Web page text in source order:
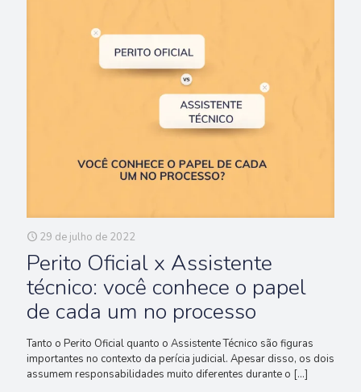
29 de julho de 2022
Perito Oficial x Assistente
técnico: você conhece o papel
de cada um no processo
Tanto o Perito Oficial quanto o Assistente Técnico são figuras
importantes no contexto da perícia judicial. Apesar disso, os dois
assumem responsabilidades muito diferentes durante o […]